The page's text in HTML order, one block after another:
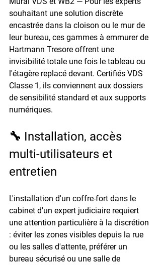
souhaitant une solution discrète
encastrée dans la cloison ou le mur de
leur bureau, ces gammes à emmurer de
Hartmann Tresore offrent une
invisibilité totale une fois le tableau ou
l'étagère replacé devant. Certifiés VDS
Classe 1, ils conviennent aux dossiers
de sensibilité standard et aux supports
numériques.
🔧 Installation, accès
multi-utilisateurs et
entretien
L'installation d'un coffre-fort dans le
cabinet d'un expert judiciaire requiert
une attention particulière à la discrétion
: éviter les zones visibles depuis la rue
ou les salles d'attente, préférer un
bureau sécurisé ou une salle de